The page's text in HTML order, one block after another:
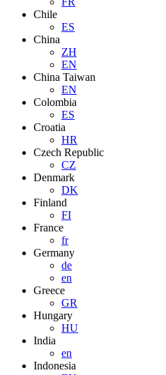
Chile
ES
China
ZH
EN
China Taiwan
EN
Colombia
ES
Croatia
HR
Czech Republic
CZ
Denmark
DK
Finland
FI
France
fr
Germany
de
en
Greece
GR
Hungary
HU
India
en
Indonesia